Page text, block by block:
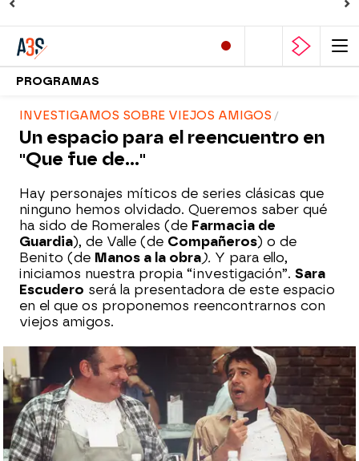
PROGRAMAS
INVESTIGAMOS SOBRE VIEJOS AMIGOS
Un espacio para el reencuentro en
"Que fue de..."
Hay personajes míticos de series clásicas que
ninguno hemos olvidado. Queremos saber qué
ha sido de Romerales (de Farmacia de
Guardia), de Valle (de Compañeros) o de
Benito (de Manos a la obra). Y para ello,
iniciamos nuestra propia “investigación”. Sara
Escudero será la presentadora de este espacio
en el que os proponemos reencontrarnos con
viejos amigos.